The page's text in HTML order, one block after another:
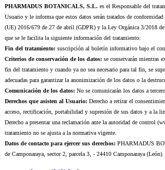
PHARMADUS BOTANICALS, S.L. es el Responsable del
Usuario y le informa que estos datos serán tratados de
(UE) 2016/679 de 27 de abril (GDPR) y la Ley Orgánica 3/2018
que se le facilita la siguiente información del tratamiento:
Fin del tratamiento: suscripción al boletín informativo bajo el
Criterios de conservación de los datos: se conservarán mientras
fin del tratamiento y cuando ya no sea necesario para tal fin, se
adecuadas para garantizar la anonimización de los datos o la
Comunicación de los datos: No se comunicarán los datos a
Derechos que asisten al Usuario: Derecho a retirar el
acceso, rectificación, portabilidad y supresión de sus datos y a la
Derecho a presentar una reclamación ante la autoridad de control
tratamiento no se ajusta a la normativa vigente.
Datos de contacto para ejercer sus derechos: PHARMADUS
de Camponaraya, sector 2, parcela 3, - 24410 Camponaraya